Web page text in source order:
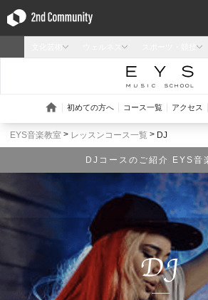
EYS音楽教室 レッスンコース一覧 DJ
DJコースのご紹介 EYS音